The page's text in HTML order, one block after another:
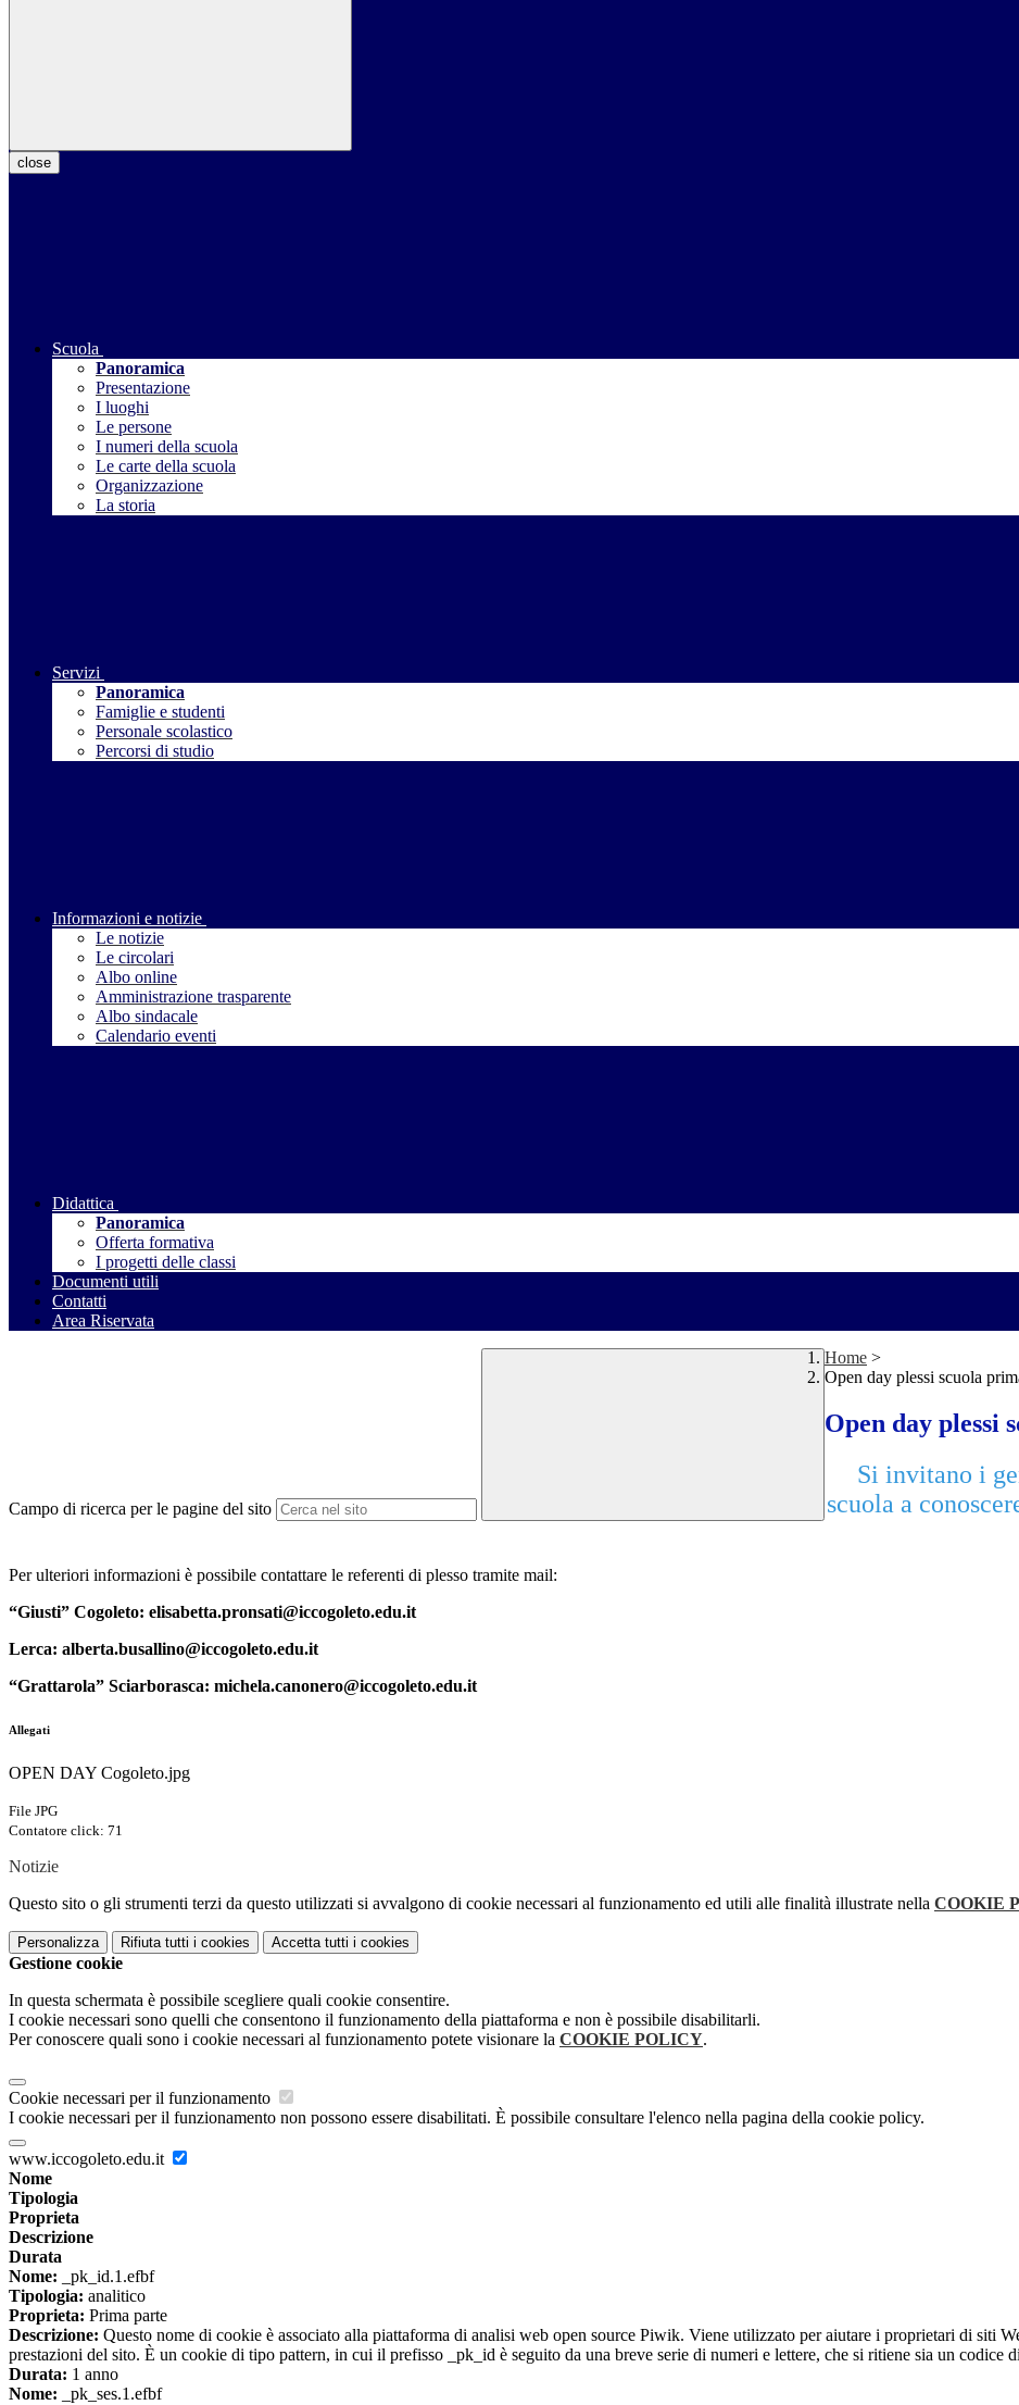
close
Scuola
Panoramica
Presentazione
I luoghi
Le persone
I numeri della scuola
Le carte della scuola
Organizzazione
La storia
Servizi
Panoramica
Famiglie e studenti
Personale scolastico
Percorsi di studio
Informazioni e notizie
Le notizie
Le circolari
Albo online
Amministrazione trasparente
Albo sindacale
Calendario eventi
Didattica
Panoramica
Offerta formativa
I progetti delle classi
Documenti utili
Contatti
Area Riservata
Campo di ricerca per le pagine del sito
Home >
Open day plessi scuola
Open day plessi
Si invitano i
scuola a
Per ulteriori informazioni è possibile contattare le referenti di plesso tramite mail:
“Giusti” Cogoleto: elisabetta.pronsati@iccogoleto.edu.it
Lerca: alberta.busallino@iccogoleto.edu.it
“Grattarola” Sciarborasca: michela.canonero@iccogoleto.edu.it
Allegati
OPEN DAY Cogoleto.jpg
File JPG
Contatore click: 71
Notizie
Questo sito o gli strumenti terzi da questo utilizzati si avvalgono di cookie necessari al funzionamento ed utili alle finalità illustrate nella COOKIE
Personalizza Rifiuta tutti i cookies Accetta tutti i cookies
Gestione cookie
In questa schermata è possibile scegliere quali cookie consentire.
I cookie necessari sono quelli che consentono il funzionamento della piattaforma e non è possibile disabilitarli.
Per conoscere quali sono i cookie necessari al funzionamento potete visionare la COOKIE POLICY.
Cookie necessari per il funzionamento
I cookie necessari per il funzionamento non possono essere disabilitati. È possibile consultare l'elenco nella pagina della cookie policy.
www.iccogoleto.edu.it
Nome
Tipologia
Proprieta
Descrizione
Durata
Nome: _pk_id.1.efbf
Tipologia: analitico
Proprieta: Prima parte
Descrizione: Questo nome di cookie è associato alla piattaforma di analisi web open source Piwik. Viene utilizzato per aiutare i proprietari di siti
prestazioni del sito. È un cookie di tipo pattern, in cui il prefisso _pk_id è seguito da una breve serie di numeri e lettere, che si ritiene sia un
Durata: 1 anno
Nome: _pk_ses.1.efbf